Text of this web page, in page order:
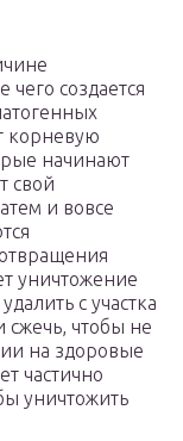
создается
корневую
начинают
свой
и вовсе
уничтожение
с участка
сжечь, чтобы не
на здоровые
частично
уничтожить